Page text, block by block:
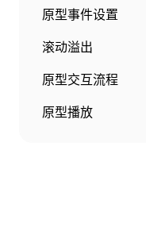
原型事件设置
滚动溢出
原型交互流程
原型播放